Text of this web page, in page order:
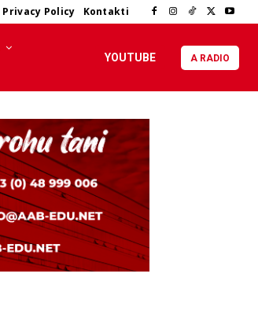
Privacy Policy Kontakti
YOUTUBE A RADIO